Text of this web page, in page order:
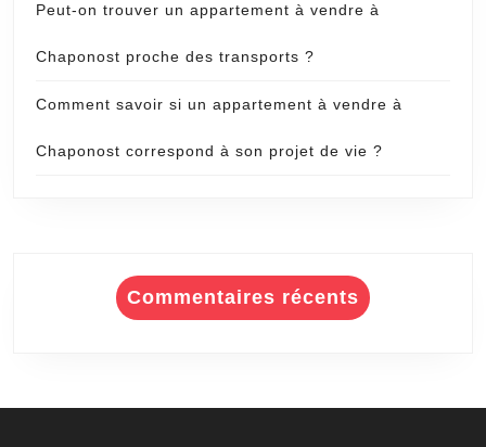
Peut-on trouver un appartement à vendre à
Chaponost proche des transports ?
Comment savoir si un appartement à vendre à
Chaponost correspond à son projet de vie ?
Commentaires récents